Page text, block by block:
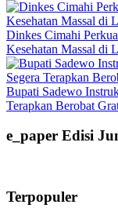
Dinkes Cimahi
Kesehatan Massal di
Bupati Sadewo
Terapkan Berobat
e_paper Edisi
Terpopuler